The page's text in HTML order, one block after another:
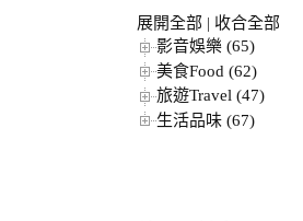
展開全部 | 收合全部
影音娛樂 (65)
美食Food (62)
旅遊Travel (47)
生活品味 (67)